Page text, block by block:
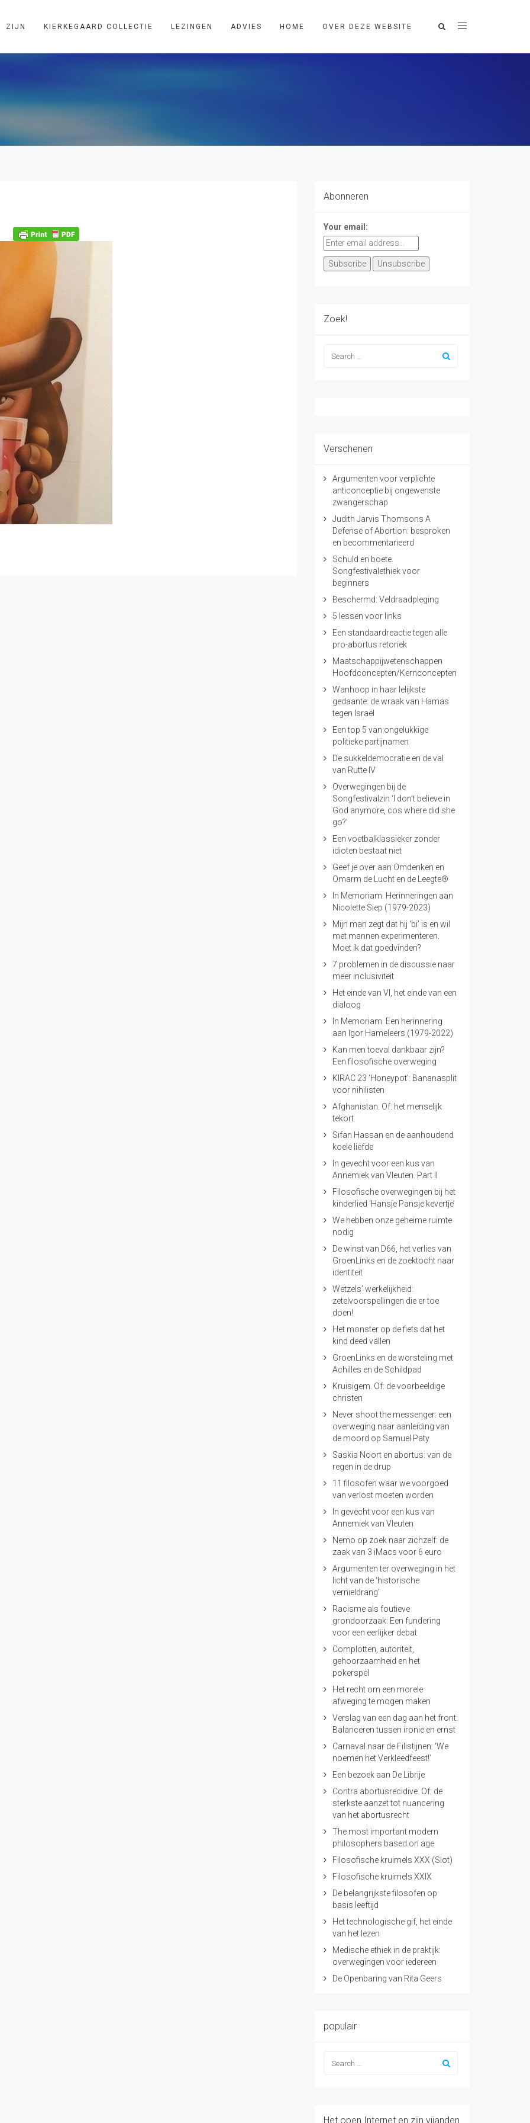
ZIJN KIERKEGAARD COLLECTIE LEZINGEN ADVIES HOME OVER DEZE WEBSITE
Abonneren
Your email:
Zoek!
Verschenen
Argumenten voor verplichte
anticonceptie bij ongewenste
zwangerschap
Judith Jarvis Thomsons A
Defense of Abortion: besproken
en becommentarieerd
Schuld en boete.
Songfestivalethiek voor
beginners
Beschermd: Veldraadpleging
5 lessen voor links
Een standaardreactie tegen alle
pro-abortus retoriek
Maatschappijwetenschappen
Hoofdconcepten/Kernconcepten
Wanhoop in haar lelijkste
gedaante: de wraak van Hamas
tegen Israël
Een top 5 van ongelukkige
politieke partijnamen
De sukkeldemocratie en de val
van Rutte IV
Overwegingen bij de
Songfestivalzin ‘I don’t believe in
God anymore, cos where did she
go?’
Een voetbalklassieker zonder
idioten bestaat niet
Geef je over aan Omdenken en
Omarm de Lucht en de Leegte®
In Memoriam. Herinneringen aan
Nicolette Siep (1979-2023)
Mijn man zegt dat hij ‘bi’ is en wil
met mannen experimenteren.
Moet ik dat goedvinden?
7 problemen in de discussie naar
meer inclusiviteit
Het einde van VI, het einde van een
dialoog
In Memoriam. Een herinnering
aan Igor Hameleers (1979-2022)
Kan men toeval dankbaar zijn?
Een filosofische overweging
KIRAC 23 ‘Honeypot’: Bananasplit
voor nihilisten
Afghanistan. Of: het menselijk
tekort.
Sifan Hassan en de aanhoudend
koele liefde
In gevecht voor een kus van
Annemiek van Vleuten. Part II
Filosofische overwegingen bij het
kinderlied ‘Hansje Pansje kevertje’
We hebben onze geheime ruimte
nodig
De winst van D66, het verlies van
GroenLinks en de zoektocht naar
identiteit
Wetzels’ werkelijkheid:
zetelvoorspellingen die er toe
doen!
Het monster op de fiets dat het
kind deed vallen
GroenLinks en de worsteling met
Achilles en de Schildpad
Kruisigem. Of: de voorbeeldige
christen
Never shoot the messenger: een
overweging naar aanleiding van
de moord op Samuel Paty
Saskia Noort en abortus: van de
regen in de drup
11 filosofen waar we voorgoed
van verlost moeten worden
In gevecht voor een kus van
Annemiek van Vleuten
Nemo op zoek naar zichzelf: de
zaak van 3 iMacs voor 6 euro
Argumenten ter overweging in het
licht van de ‘historische
vernieldrang’
Racisme als foutieve
grondoorzaak: Een fundering
voor een eerlijker debat
Complotten, autoriteit,
gehoorzaamheid en het
pokerspel
Het recht om een morele
afweging te mogen maken
Verslag van een dag aan het front:
Balanceren tussen ironie en ernst
Carnaval naar de Filistijnen: ‘We
noemen het Verkleedfeest!’
Een bezoek aan De Librije
Contra abortusrecidive. Of: de
sterkste aanzet tot nuancering
van het abortusrecht
The most important modern
philosophers based on age
Filosofische kruimels XXX (Slot)
Filosofische kruimels XXIX
De belangrijkste filosofen op
basis leeftijd
Het technologische gif, het einde
van het lezen
Medische ethiek in de praktijk:
overwegingen voor iedereen
De Openbaring van Rita Geers
populair
Het open Internet en zijn vijanden